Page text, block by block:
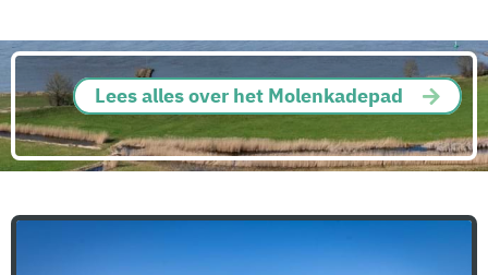
Lees alles over het Molenkadepad